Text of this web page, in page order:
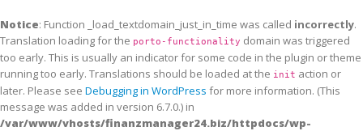
Notice: Function _load_textdomain_just_in_time was called incorrectly.
Translation loading for the porto-functionality domain was triggered
too early. This is usually an indicator for some code in the plugin or theme
running too early. Translations should be loaded at the init action or
later. Please see Debugging in WordPress for more information. (This
message was added in version 6.7.0.) in
/var/www/vhosts/finanzmanager24.biz/httpdocs/wp-